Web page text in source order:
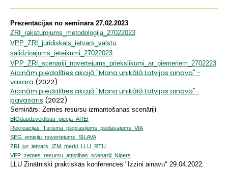
Prezentācijas no semināra 27.02.2023
ZRI_raksturojums_metodologija_27022023
VPP_ZRI_juridiskais_ietvars_valstu
salidzinajums_ieteikumi_27022023
VPP_ZRI_scenariji_novertejums_priekslikumi_ar_piemeriem_2702223
Aicinām piedalīties akcijā "Mana unikālā Latvijas ainava" -
vasara (2022)
Aicinām piedalīties akcijā "Mana unikālā Latvijas ainava"-
pavasaris (2022)
Seminārs: Zemes resursu izmantošanas scenāriji
BIOdaudzveidibas_pieeja_AREI
Rekreacijas_Turisma_pieprasijums_piedavajums_VIA
SEG_emisiju_novertejums_SILAVA
ZRI_jur_ietvars_IZM_merki_LLU_RTU
VPP_zemes_resursu_attistibas_scenariji_Nipers
LLU Zinātniski praktiskās konferences "Izzini ainavu" 29.04.2022.